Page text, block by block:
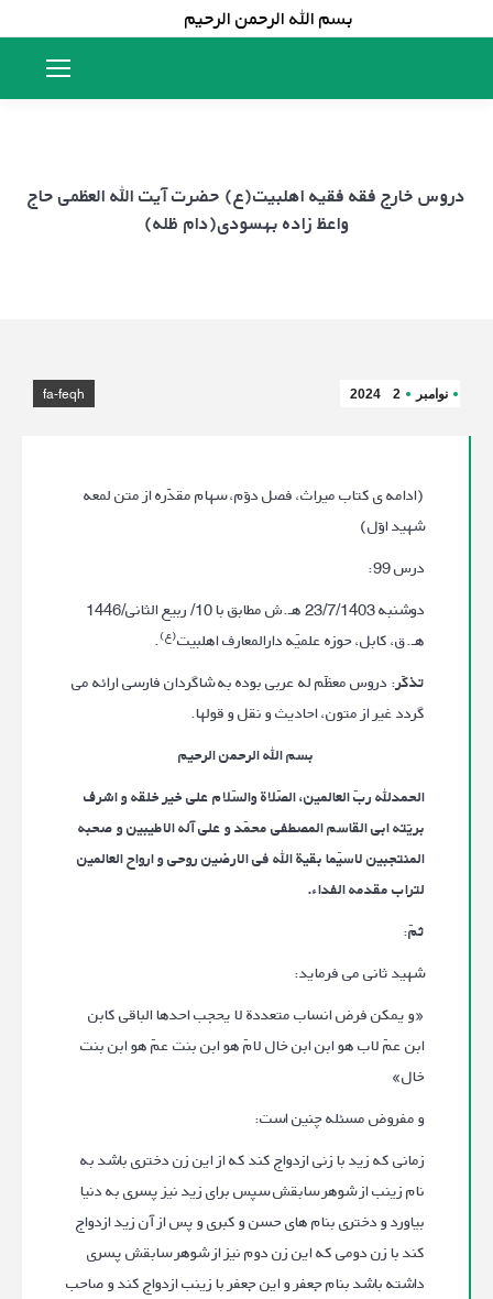
بسم الله الرحمن الرحیم
دروس خارج فقه فقیه اهلبیت(ع) حضرت آیت الله العظمی حاج
واعظ زاده بهسودی(دام ظله)
نوامبر 2
2024
fa-feqh
(ادامه ی کتاب میراث، فصل دوّم، سهام مقدّره از متن لمعه
شهید اوّل)
درس 99:
­دو‌شنبه 23/7/1403 هـ.ش مطابق با 10/ ربیع الثانی/1446
هـ.ق، کابل، حوزه علمیّه دارالمعارف اهلبیت(ع).
تذکّر: دروس معظّم له عربی بوده به شاگردان فارسی ارائه می
گردد غیر از متون، احادیث و نقل و قول­ها.
بسم الله الرحمن الرحیم
الحمدلله ربّ العالمین، الصّلاة والسّلام علی خیر خلقه و اشرف
بریّته ابی القاسم المصطفی محمّد و علی آله الاطیبین و صحبه
المنتجبین لاسیّما بقیة الله فی الارضین روحی و ارواح العالمین
لتراب مقدمه الفداء.
ثمّ:
شهید ثانی می فرماید:
«و یمکن فرض انساب متعددة لا یحجب احدها الباقی کابن
ابن عمّ لاب هو ابن ابن خال لامّ هو ابن بنت عمّ هو ابن بنت
خال»
و مفروض مسئله چنین است:
زمانی که زید با زنی ازدواج کند که از این زن دختری باشد به
نام زینب از شوهر سابقش سپس برای زید نیز پسری به دنیا
بیاورد و دختری بنام های حسن و کبری و پس از آن زید ازدواج
کند با زن دومی که این زن دوم نیز از شوهر سابقش پسری
داشته باشد بنام جعفر و این جعفر با زینب ازدواج کند و صاحب